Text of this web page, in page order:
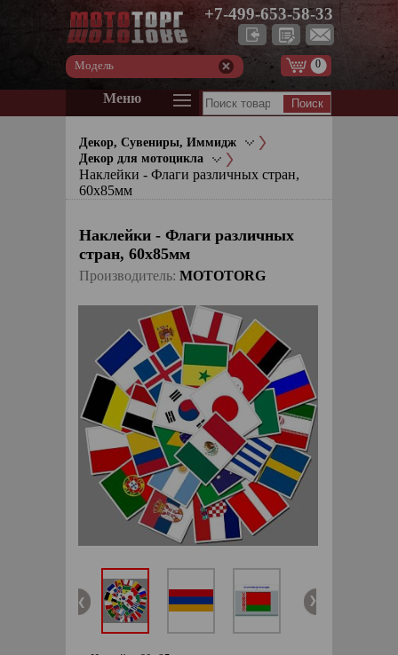
+7-499-653-58-33
Модель 0
Меню
Декор, Сувениры, Иммидж
Декор для мотоцикла
Наклейки - Флаги различных стран,
60х85мм
Наклейки - Флаги различных
стран, 60х85мм
Производитель: MOTOTORG